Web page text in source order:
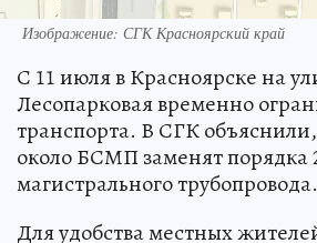
Изображение: СГК Красноярский край
С 11 июля в Красноярске на
Лесопарковая временно
транспорта. В СГК объяснили,
около БСМП заменят порядка
магистрального трубопровода.
Для удобства местных